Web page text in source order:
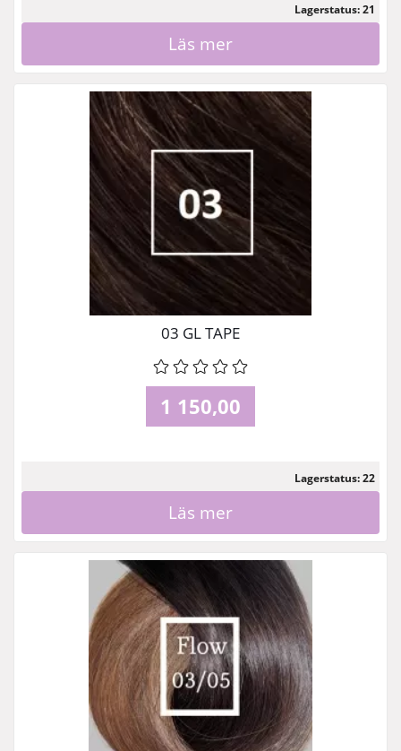
Lagerstatus: 21
Läs mer
03 GL TAPE
1 150,00
Lagerstatus: 22
Läs mer